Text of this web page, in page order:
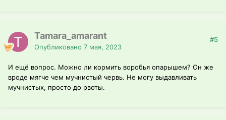
Tamara_amarant
Опубликовано 7 мая, 2023
#5
И ещё вопрос. Можно ли кормить воробья опарышем? Он же
вроде мягче чем мучнистый червь. Не могу выдавливать
мучнистых, просто до рвоты.